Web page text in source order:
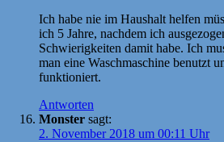
Ich habe nie im Haushalt helfen
ich 5 Jahre, nachdem ich
Schwierigkeiten damit habe. Ich
man eine Waschmaschine benutzt
funktioniert.
Antworten
Monster sagt:
2. November 2018 um 00:11 Uhr